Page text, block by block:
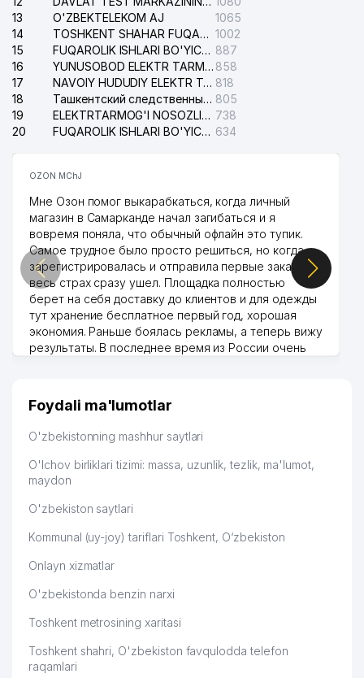
13
O'ZBEKTELEKOM AJ
1065
14
TOSHKENT SHAHAR FUQAROLIK ISHLARI BO'YICHA SUDI 1002
15
FUQAROLIK ISHLARI BO'YICHA YAKKASAROY TUMANLARARO SUDI 887
16
YUNUSOBOD ELEKTR TARMOG'I NOSOZLIKLARI XIZMATI 858
17
NAVOIY HUDUDIY ELEKTR TARMOQLARI KORXONASI AJ 818
18
Ташкентский следственный изолятор 805
19
ELEKTRTARMOG'I NOSOZLIKLARINI TO'ZATISH SERGELI XIZMATI 738
20
FUQAROLIK ISHLARI BO'YICHA UCH-TEPA TUMANI SUDI 634
OZON MChJ
Мне Озон помог выкарабкаться, когда личный
магазин в Самарканде начал загибаться и я
вовремя поняла, что обычный офлайн это тупик.
Самое трудное было просто решиться, но когда
зарегистрировалась и отправила первые заказы,
весь страх сразу ушел. Площадка полностью
берет на себя доставку до клиентов и для одежды
тут хранение бесплатное первый год, хорошая
экономия. Раньше боялась рекламы, а теперь вижу
результаты. В последнее время из России очень
дальше развиваюсь потихоньку😊
Hamida 03.08.2026 12:45:39
Foydali ma'lumotlar
O'zbekistonning mashhur saytlari
O'lchov birliklari tizimi: massa, uzunlik, tezlik, ma'lumot,
maydon
O'zbekiston saytlari
Kommunal (uy-joy) tariflari Toshkent, O‘zbekiston
Onlayn xizmatlar
O'zbekistonda benzin narxi
Toshkent metrosining xaritasi
Toshkent shahri, O'zbekiston favqulodda telefon
raqamlari